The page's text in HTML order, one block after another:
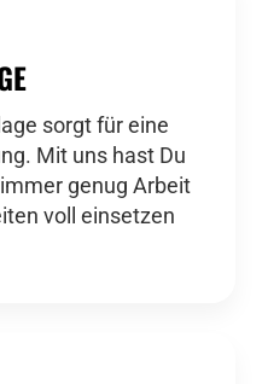
sorgt für eine
Mit uns hast Du
genug Arbeit
voll einsetzen